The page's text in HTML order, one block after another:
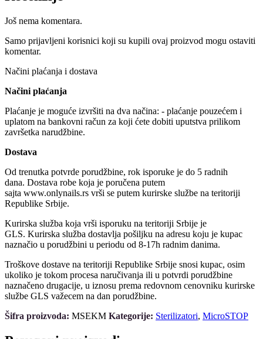
100kom.
Još nema komentara.
Samo prijavljeni korisnici koji su kupili ovaj proizvod mogu ostaviti
komentar.
Načini plaćanja i dostava
Načini plaćanja
Plaćanje je moguće izvršiti na dva načina: - plaćanje pouzećem i
uplatom na bankovni račun za koji ćete dobiti uputstva prilikom
završetka narudžbine.
Dostava
Od trenutka potvrde porudžbine, rok isporuke je do 5 radnih
dana. Dostava robe koja je poručena putem
sajta www.onlynails.rs vrši se putem kurirske službe na teritoriji
Republike Srbije.
Kurirska služba koja vrši isporuku na teritoriji Srbije je
GLS. Kurirska služba dostavlja pošiljku na adresu koju je kupac
naznačio u porudžbini u periodu od 8-17h radnim danima.
Troškove dostave na teritoriji Republike Srbije snosi kupac, osim
ukoliko je tokom procesa naručivanja ili u potvrdi porudžbine
naznačeno drugacije, u iznosu prema redovnom cenovniku kurirske
službe GLS važecem na dan porudžbine.
Šifra proizvoda: MSEKM Kategorije: Sterilizatori, MicroSTOP